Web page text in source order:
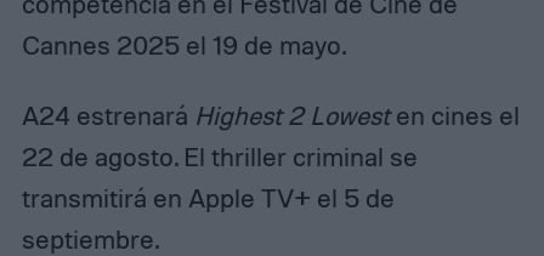
Cannes 2025 el 19 de mayo.
A24 estrenará Highest 2 Lowesten cines el
22 de agosto. El thriller criminal se
transmitirá en Apple TV+ el 5 de
septiembre.